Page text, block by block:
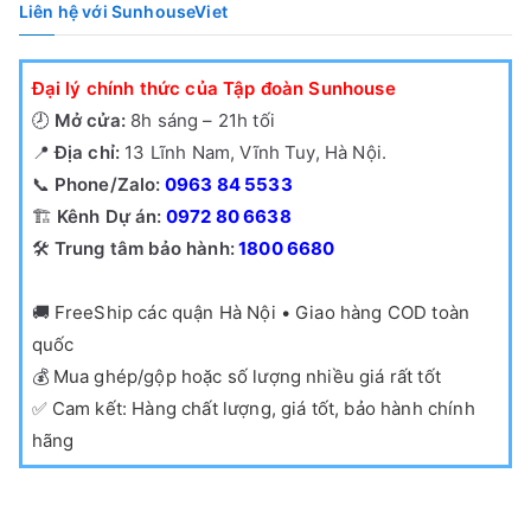
Liên hệ với SunhouseViet
Đại lý chính thức của Tập đoàn Sunhouse
🕗 Mở cửa:8h sáng – 21h tối
📍Địa chỉ: 13 Lĩnh Nam, Vĩnh Tuy, Hà Nội.
📞 Phone/Zalo: 0963 84 5533
🏗️ Kênh Dự án: 0972 80 6638
🛠️ Trung tâm bảo hành:1800 6680
🚚 FreeShip các quận Hà Nội • Giao hàng COD toàn
quốc
💰 Mua ghép/gộp hoặc số lượng nhiều giá rất tốt
✅ Cam kết: Hàng chất lượng, giá tốt, bảo hành chính
hãng